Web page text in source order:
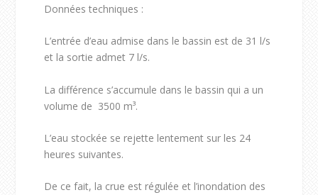
Données techniques :
L’entrée d’eau admise dans le bassin est de 31 l/s
et la sortie admet 7 l/s.
La différence s’accumule dans le bassin qui a un
volume de 3500 m³.
L’eau stockée se rejette lentement sur les 24
heures suivantes.
De ce fait, la crue est régulée et l’inondation des